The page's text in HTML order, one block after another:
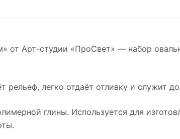
от Арт-студии «ПроСвет» — набор
легко отдаёт отливку и служит
глины. Используется для